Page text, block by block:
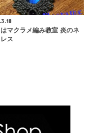
マクラメ編み教室 炎のネ
ス